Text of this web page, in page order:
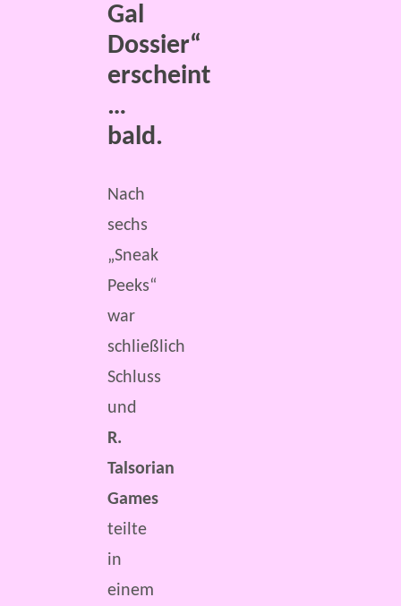
Gal
Dossier“
erscheint
…
bald.
Nach
sechs
„Sneak
Peeks“
war
schließlich
Schluss
und
R.
Talsorian
Games
teilte
in
einem